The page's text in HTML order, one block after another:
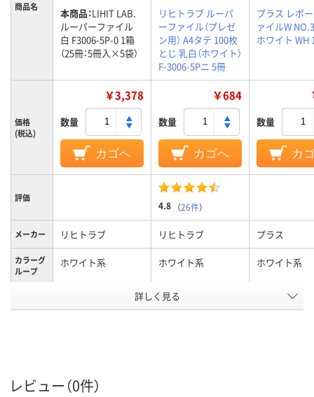
商品名 本商品：LIHIT LAB.
ルーパーファイル
白 F3006-5P-0 1箱
（25冊：5冊入×5袋）
リヒトラブ ルーパ
ーファイル（プレゼ
ン用） A4タテ 100枚
とじ 乳白（ホワイト）
F-3006-5Pニ 5冊
プラス レポ
ァイルW
ホワイト WH
価格
(税込)
￥3,378
数量
カゴへ
￥684
数量
カゴへ
数量
カ
評価
4.8 （26件）
メーカー リヒトラブ リヒトラブ プラス
カラーグ
ループ
ホワイト系 ホワイト系 ホワイト系
A4タテ
シート厚 0.3mm
詳しく見る
レビュー（0件）